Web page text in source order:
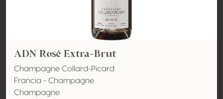
ADN Rosé Extra-Brut
Champagne Collard-Picard
Francia - Champagne
Champagne